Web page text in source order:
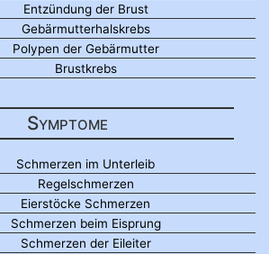
Entzündung der Brust
Gebärmutterhalskrebs
Polypen der Gebärmutter
Brustkrebs
Symptome
Schmerzen im Unterleib
Regelschmerzen
Eierstöcke Schmerzen
Schmerzen beim Eisprung
Schmerzen der Eileiter